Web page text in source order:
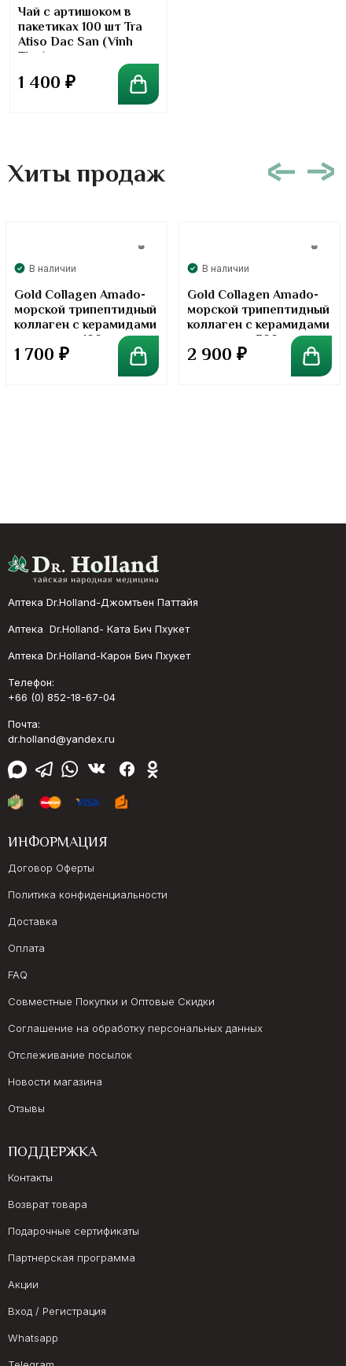
Чай с артишоком в
пакетиках 100 шт Tra
Atiso Dac San (Vinh
Tien)
1 400 ₽
Хиты продаж
В наличии
Gold Collagen Amado-
морской трипептидный
коллаген с керамидами
в порошке. 100 грамм
1 700 ₽
В наличии
Gold Collagen Amado-
морской трипептидный
коллаген с керамидами
в порошке. 300 грамм
2 900 ₽
Аптека Dr.Holland-Джомтьен Паттайя
Аптека Dr.Holland- Ката Бич Пхукет
Аптека Dr.Holland-Карон Бич Пхукет
Телефон:
+66 (0) 852-18-67-04
Почта:
dr.holland@yandex.ru
ИНФОРМАЦИЯ
Договор Оферты
Политика конфиденциальности
Доставка
Оплата
FAQ
Совместные Покупки и Оптовые Скидки
Соглашение на обработку персональных данных
Отслеживание посылок
Новости магазина
Отзывы
ПОДДЕРЖКА
Контакты
Возврат товара
Подарочные сертификаты
Партнерская программа
Акции
Вход / Регистрация
Whatsapp